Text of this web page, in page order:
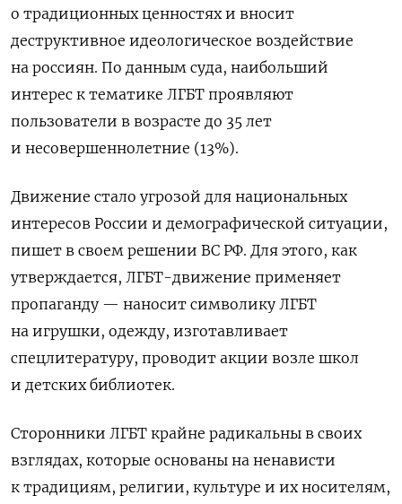
о традиционных ценностях и вносит
деструктивное идеологическое воздействие
на россиян. По данным суда, наибольший
интерес к тематике ЛГБТ проявляют
пользователи в возрасте до 35 лет
и несовершеннолетние (13%).
Движение стало угрозой для национальных
интересов России и демографической ситуации,
пишет в своем решении ВС РФ. Для этого, как
утверждается, ЛГБТ-движение применяет
пропаганду — наносит символику ЛГБТ
на игрушки, одежду, изготавливает
спецлитературу, проводит акции возле школ
и детских библиотек.
Сторонники ЛГБТ крайне радикальны в своих
взглядах, которые основаны на ненависти
к традициям, религии, культуре и их носителям,